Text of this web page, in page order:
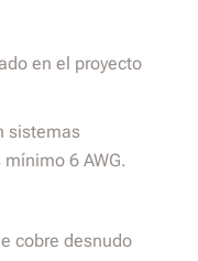
en el proyecto
sistemas
6 AWG.
cobre desnudo